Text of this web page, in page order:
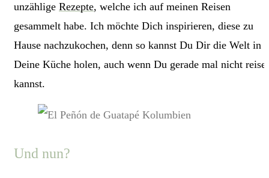
unzählige Rezepte, welche ich auf meinen Reisen
gesammelt habe. Ich möchte Dich inspirieren, diese zu
Hause nachzukochen, denn so kannst Du Dir die Welt in
Deine Küche holen, auch wenn Du gerade mal nicht
kannst.
Und nun?